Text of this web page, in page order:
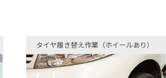
タイヤ履き替え作業（ホイールあり）